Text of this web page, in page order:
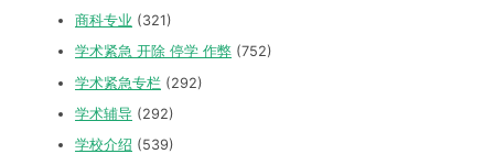
商科专业 (321)
学术紧急 开除 停学 作弊 (752)
学术紧急专栏 (292)
学术辅导 (292)
学校介绍 (539)